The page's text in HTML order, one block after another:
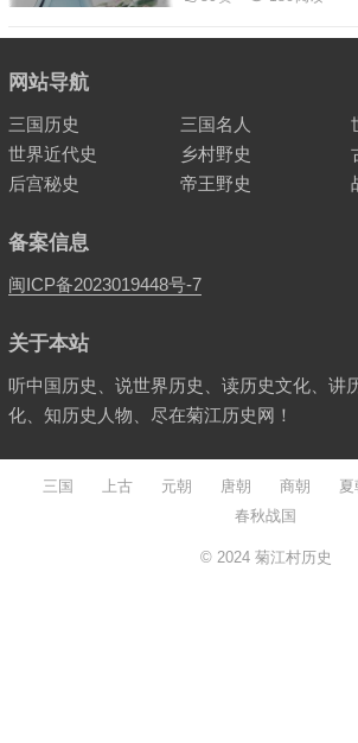
网站导航
三国历史 三国名人
世界近代史
乡村野史
后宫秘史
帝王野史
备案信息
闽ICP备2023019448号-7
关于本站
听中国历史、说世界历史、读历史文化、讲
化、知历史人物、尽在菊江历史网！
三国 上古 元朝 唐朝 商朝 夏
春秋战国
© 2024 菊江村历史